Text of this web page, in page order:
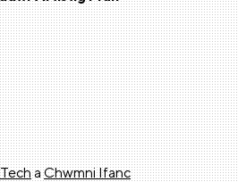
aChwmni Ifanc